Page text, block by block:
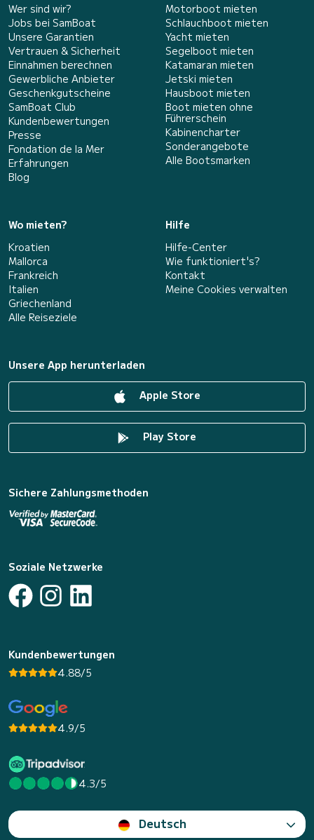
Wer sind wir?
Jobs bei SamBoat
Unsere Garantien
Vertrauen & Sicherheit
Einnahmen berechnen
Gewerbliche Anbieter
Geschenkgutscheine
SamBoat Club
Kundenbewertungen
Presse
Fondation de la Mer
Erfahrungen
Blog
Motorboot mieten
Schlauchboot mieten
Yacht mieten
Segelboot mieten
Katamaran mieten
Jetski mieten
Hausboot mieten
Boot mieten ohne
Führerschein
Kabinencharter
Sonderangebote
Alle Bootsmarken
Wo mieten?
Kroatien
Mallorca
Frankreich
Italien
Griechenland
Alle Reiseziele
Hilfe
Hilfe-Center
Wie funktioniert's?
Kontakt
Meine Cookies verwalten
Unsere App herunterladen
Apple Store
Play Store
Sichere Zahlungsmethoden
Soziale Netzwerke
Kundenbewertungen
4.88/5
4.9/5
4.3/5
Deutsch